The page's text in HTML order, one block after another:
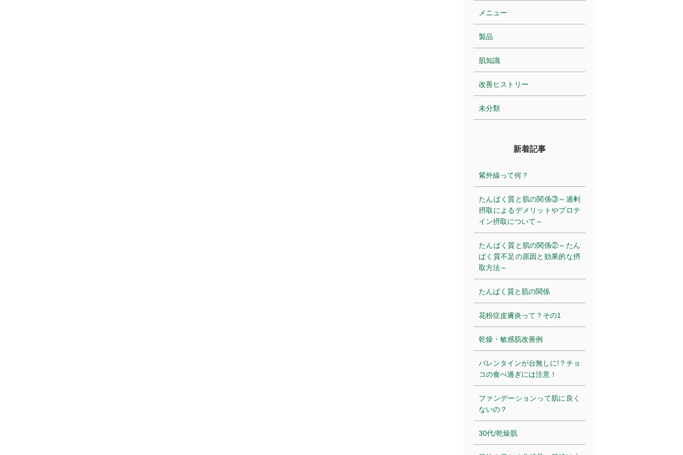
メニュー
製品
肌知識
改善ヒストリー
未分類
新着記事
紫外線って何？
たんぱく質と肌の関係③～過剰
摂取によるデメリットやプロテ
イン摂取について～
たんぱく質と肌の関係②～たん
ぱく質不足の原因と効果的な摂
取方法～
たんぱく質と肌の関係
花粉症皮膚炎って？その1
乾燥・敏感肌改善例
バレンタインが台無しに!？チョ
コの食べ過ぎには注意！
ファンデーションって肌に良く
ないの？
30代/乾燥肌